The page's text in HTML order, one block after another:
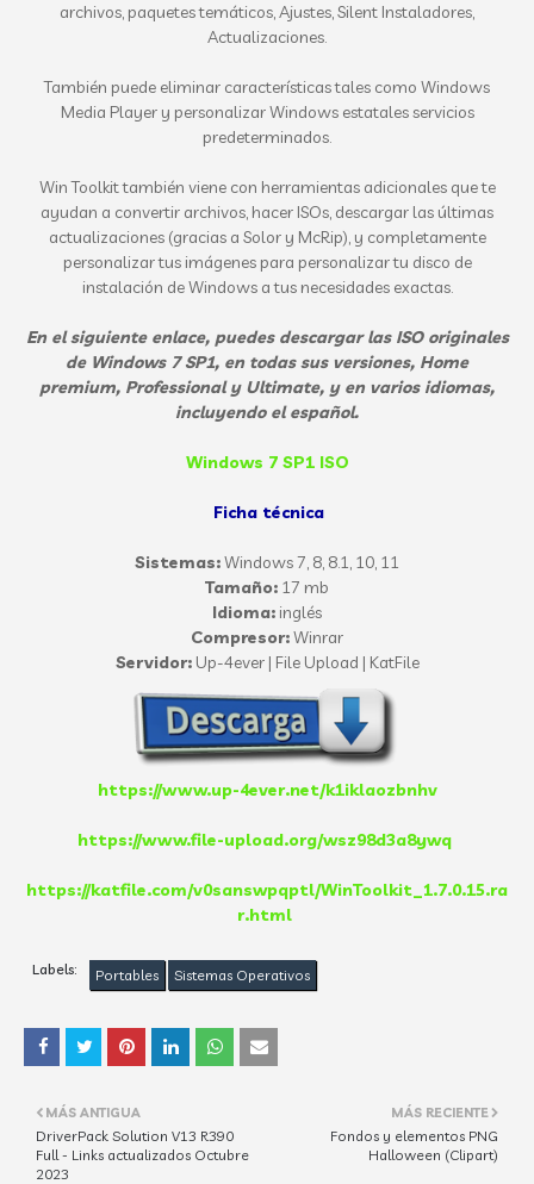
archivos, paquetes temáticos, Ajustes, Silent Instaladores,
Actualizaciones.
También puede eliminar características tales como Windows
Media Player y personalizar Windows estatales servicios
predeterminados.
Win Toolkit también viene con herramientas adicionales que te
ayudan a convertir archivos, hacer ISOs, descargar las últimas
actualizaciones (gracias a Solor y McRip), y completamente
personalizar tus imágenes para personalizar tu disco de
instalación de Windows a tus necesidades exactas.
En el siguiente enlace, puedes descargar las ISO originales
de Windows 7 SP1, en todas sus versiones, Home
premium, Professional y Ultimate, y en varios idiomas,
incluyendo el español.
Windows 7 SP1 ISO
Ficha técnica
Sistemas:Windows 7, 8, 8.1, 10, 11
Tamaño: 17 mb
Idioma: inglés
Compresor:Winrar
Servidor:Up-4ever | File Upload | KatFile
https://www.up-4ever.net/k1iklaozbnhv
https://www.file-upload.org/wsz98d3a8ywq
https://katfile.com/v0sanswpqptl/WinToolkit_1.7.0.15.ra
r.html
Labels: Portables Sistemas Operativos
MÁS RECIENTE
Fondos y elementos PNG
Halloween (Clipart)
MÁS ANTIGUA
DriverPack Solution V13 R390
Full - Links actualizados Octubre
2023